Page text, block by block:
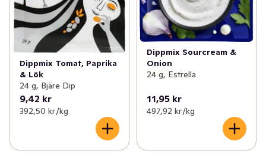
Dippmix Tomat, Paprika
& Lök
24 g, Bjäre Dip
9,42 kr
392,50 kr /kg
Dippmix Sourcream &
Onion
24 g, Estrella
11,95 kr
497,92 kr /kg